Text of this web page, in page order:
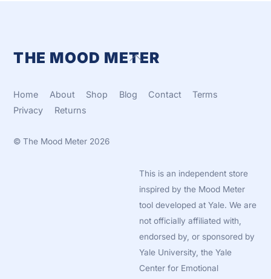
Back
THE MOOD METER
Home About Shop Blog Contact
Terms
Privacy
Returns
©The Mood Meter 2026
This is an independent store
inspired by the Mood Meter
tool developed at Yale. We are
not officially affiliated with,
endorsed by, or sponsored by
Yale University, the Yale
Center for Emotional